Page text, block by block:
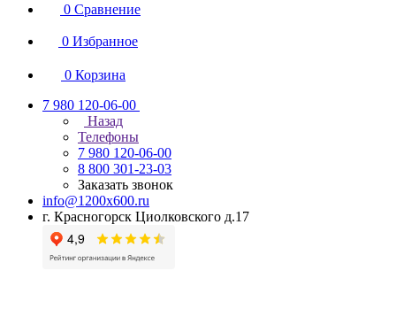
0 Сравнение
0 Избранное
0 Корзина
7 980 120-06-00
Назад
Телефоны
7 980 120-06-00
8 800 301-23-03
Заказать звонок
info@1200x600.ru
г. Красногорск Циолковского д.17